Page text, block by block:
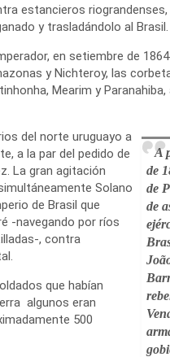
estancieros riograndenses,
y trasladándolo al Brasil.
en setiembre de
y Nichteroy, las
Mearim y
A
de
de
de
del norte uruguayo a
a la par del pedido de
La gran agitación
Solano
de Brasil que
-navegando por ríos
, contra
que habían
algunos eran
500